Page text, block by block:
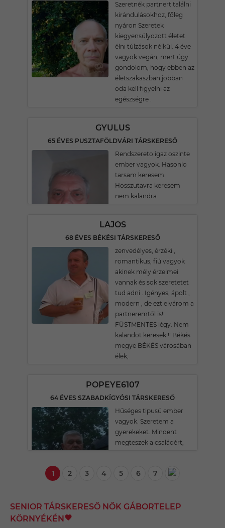
Szeretnék partnert találni
kirándulásokhoz, főleg
nyáron Szeretek
kiegyensúlyozott életet
élni túlzások nélkül. 4 éve
vagyok vegán, mert úgy
gondolom, hogy ebben az
életszakaszban jobban
oda kell figyelni az
egészségre .
GYULUS
65 ÉVES PUSZTAFÖLDVÁRI TÁRSKERESŐ
Rendszereto igaz oszinte
ember vagyok. Hasonlo
tarsam keresem.
Hosszutavra keresem
nem kalandra.
LAJOS
68 ÉVES BÉKÉSI TÁRSKERESŐ
zenvedélyes, érzéki ,
romantikus, fiú vagyok
akinek mély érzelmei
vannak és sok szeretetet
tud adni . Igényes, ápolt ,
modern , de ezt elvárom a
partneremtől is!!
FÜSTMENTES légy. Nem
kalandot keresek!!! Békés
megye BÉKÉS városában
élek,
POPEYE6107
64 ÉVES SZABADKÍGYÓSI TÁRSKERESŐ
Hűséges tipusú ember
vagyok. Szeretem a
gyerekeket. Mindent
megteszek a családért,
1 2 3 4 5 6 7
SENIOR TÁRSKERESŐ NŐK GÁBORTELEP
KÖRNYÉKÉN